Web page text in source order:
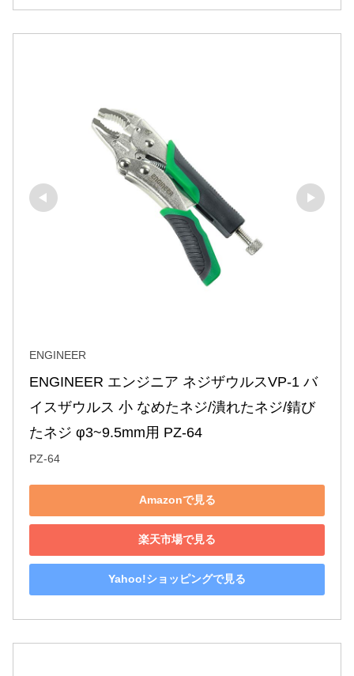
ENGINEER
ENGINEER エンジニア ネジザウルスVP-1 バ
イスザウルス 小 なめたネジ/潰れたネジ/錆び
たネジ φ3~9.5mm用 PZ-64
PZ-64
Amazonで見る
楽天市場で見る
Yahoo!ショッピングで見る